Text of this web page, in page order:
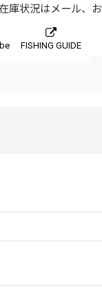
庫状況はメール、
FISHING GUIDE